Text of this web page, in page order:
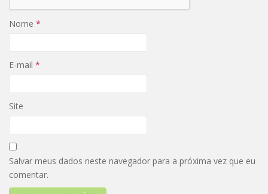
Nome *
E-mail *
Site
Salvar meus dados neste navegador para a próxima vez que eu
comentar.